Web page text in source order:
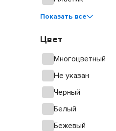
Показать все
Цвет
Многоцветный
Не указан
Черный
Белый
Бежевый